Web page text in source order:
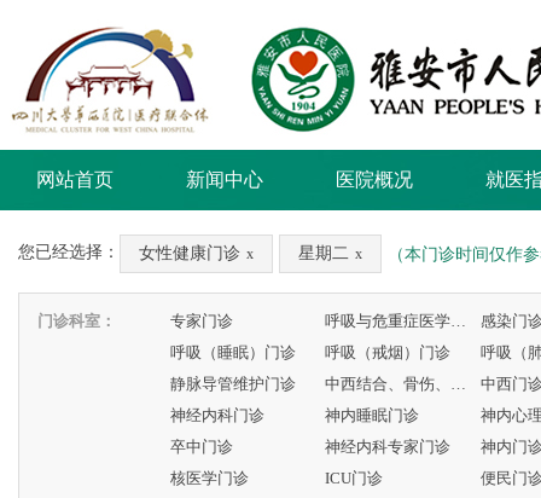
网站首页 新闻中心 医院概况 就医
您已经选择： 女性健康门诊 x 星期二 x （本门诊时间仅作
门诊科室： 专家门诊
感染门
呼吸（睡眠）门诊
呼吸（戒烟）门诊
呼吸（
静脉导管维护门诊
中西门
神经内科门诊
神内睡眠门诊
神内心
卒中门诊
神经内科专家门诊
神内门
核医学门诊
ICU门诊
便民门